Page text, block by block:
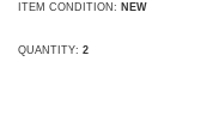
ITEM CONDITION: NEW
QUANTITY: 2